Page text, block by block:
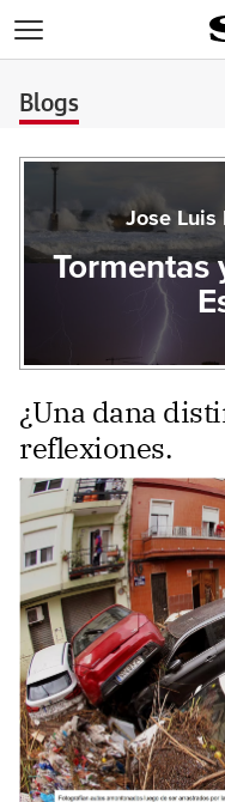
Blogs
Jose Luis
Tormentas
¿Una dana
reflexiones.